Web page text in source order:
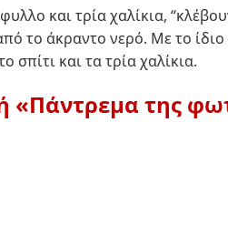
και τρία χαλίκια,
το άκραντο νερό. Με το ίδιο
σπίτι και τα τρία χαλίκια.
«Πάντρεμα της